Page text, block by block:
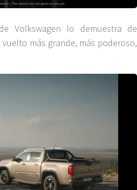
Volkswagen lo demuestra de
más grande, más poderoso,